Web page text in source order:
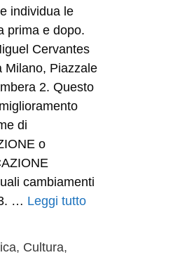
individua le
prima e dopo.
Cervantes
Milano, Piazzale
2. Questo
di
o
cambiamenti
… Leggi tutto
, Cultura,